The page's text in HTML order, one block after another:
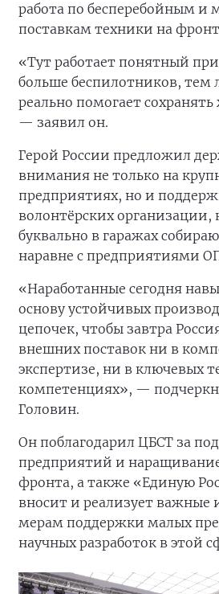
работа по бесперебойным и
поставкам техники на
«Тут работает понятный
больше беспилотников, тем
реально помогает
— заявил он.
Герой России предложил
внимания не только на
предприятиях, но и
волонтёрских организации,
буквально в гаражах
наравне с предприятиями
«Наработанные сегодня
основу устойчивых
цепочек, чтобы завтра
внешних поставок ни в
экспертизе, ни в ключевых
компетенциях», —
Головин.
Он поблагодарил ЦБСТ за
предприятий и
фронта, а также «Единую
вносит и реализует
мерам поддержки малых
научных разработок в этой